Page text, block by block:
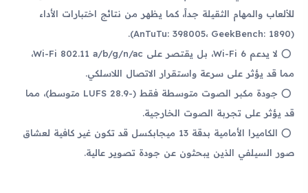
للألعاب والمهام الثقيلة جداً، كما يظهر من نتائج اختبارات الأداء
(AnTuTu: 398005، GeekBench: 1890).
لا يدعم Wi-Fi 6، بل يقتصر على Wi-Fi 802.11 a/b/g/n/ac،
مما قد يؤثر على سرعة واستقرار الاتصال اللاسلكي.
جودة مكبر الصوت متوسطة فقط (-28.9 LUFS متوسط)، مما
قد يؤثر على تجربة الصوت الخارجية.
الكاميرا الأمامية بدقة 13 ميجابكسل قد تكون غير كافية لعشاق
صور السيلفي الذين يبحثون عن جودة تصوير عالية.